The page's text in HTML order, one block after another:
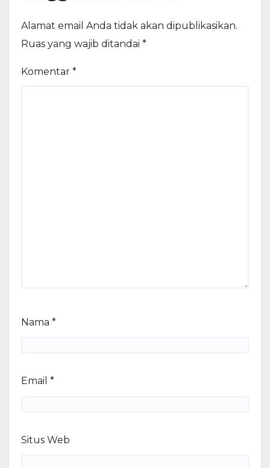
Alamat email Anda tidak akan dipublikasikan.
Ruas yang wajib ditandai *
Komentar *
Nama *
Email *
Situs Web